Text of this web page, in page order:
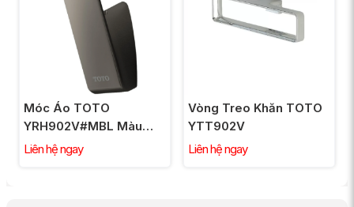
Móc Áo TOTO
YRH902V#MBL Màu
Đen Mờ
Liên hệ ngay
Vòng Treo Khăn TOTO
YTT902V
Liên hệ ngay